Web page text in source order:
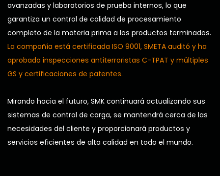
avanzadas y laboratorios de prueba internos, lo que
garantiza un control de calidad de procesamiento
completo de la materia prima a los productos terminados.
La compañía está certificada ISO 9001, SMETA auditó y ha
aprobado inspecciones antiterroristas C-TPAT y múltiples
GS y certificaciones de patentes.
Mirando hacia el futuro, SMK continuará actualizando sus
sistemas de control de carga, se mantendrá cerca de las
necesidades del cliente y proporcionará productos y
servicios eficientes de alta calidad en todo el mundo.